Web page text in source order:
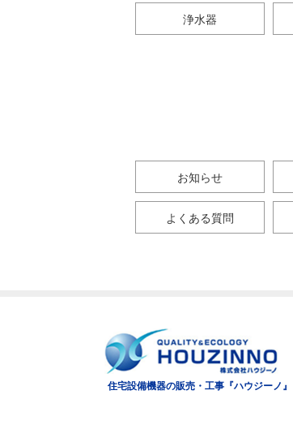
浄水器
お知らせ
よくある質問
住宅設備機器の販売・工事『ハウジーノ』